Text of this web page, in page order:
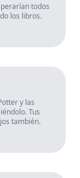
todos
los libros.
y las
Tus
también.